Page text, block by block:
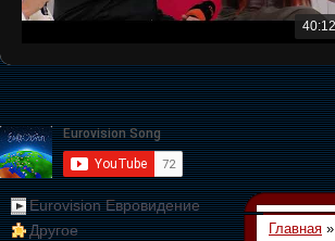
40:12
Eurovision Евровидение
Другое
Главная »